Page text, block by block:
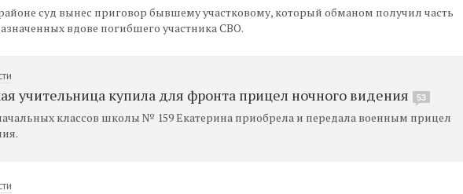
суд вынес приговор бывшему участковому, который обманом получил часть
вдове погибшего участника СВО.
учительница купила для фронта прицел ночного видения 53
классов школы № 159 Екатерина приобрела и передала военным прицел